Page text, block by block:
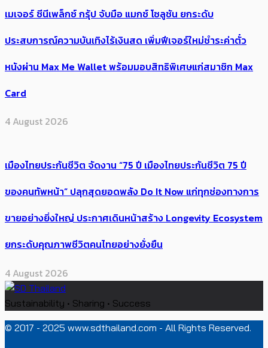
เมเจอร์ ซีนีเพล็กซ์ กรุ้ป จับมือ แมกซ์ โซลูชัน ยกระดับ
ประสบการณ์ความบันเทิงไร้เงินสด เพิ่มฟีเจอร์ใหม่ชำระค่าตั๋ว
หนังผ่าน Max Me Wallet พร้อมมอบสิทธิพิเศษแก่สมาชิก Max
Card
4 August 2026
เมืองไทยประกันชีวิต จัดงาน “75 ปี เมืองไทยประกันชีวิต 75 ปี
ของคนทัพหน้า” ปลุกสุดยอดพลัง Do It Now แก่ทุกช่องทางการ
ขายอย่างยิ่งใหญ่ ประกาศเดินหน้าสร้าง Longevity Ecosystem
ยกระดับคุณภาพชีวิตคนไทยอย่างยั่งยืน
4 August 2026
Sustainability • Sharing • Success
© 2017 - 2025 www.sdthailand.com - All Rights Reserved.